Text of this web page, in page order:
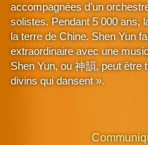
accompagnées d’un
solistes. Pendant 5 000 ans,
la terre de Chine. Shen Yun
extraordinaire avec une
Shen Yun, ou 神韻, peut être
divins qui dansent ».